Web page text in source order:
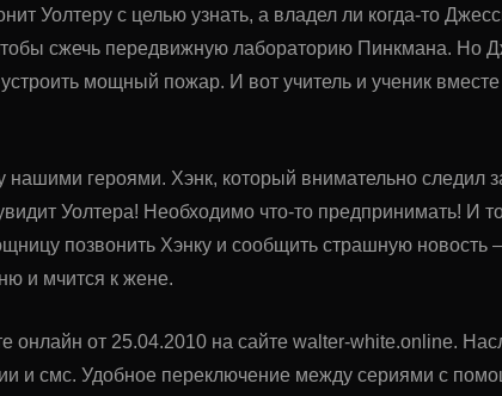
Уолтеру с целью узнать, а владел ли когда-то
сжечь передвижную лабораторию Пинкмана. Но
мощный пожар. И вот учитель и ученик
нашими героями. Хэнк, который внимательно следил
Уолтера! Необходимо что-то предпринимать! И
позвонить Хэнку и сообщить страшную новость
и мчится к жене.
онлайн от 25.04.2010 на сайте walter-white.online.
и смс. Удобное переключение между сериями с